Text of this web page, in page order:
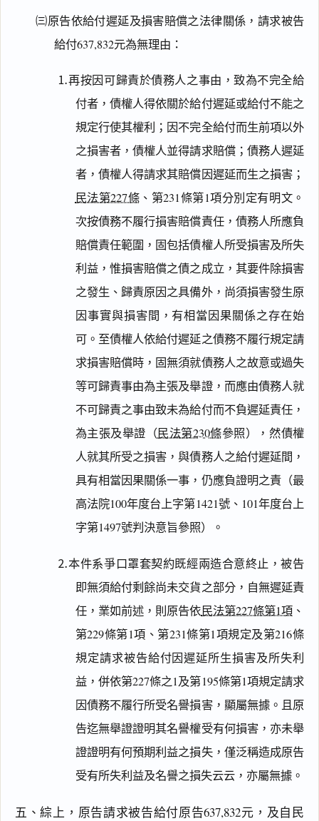
㈢原告依給付遲延及損害賠償之法律關係，請求被告
給付637,832元為無理由：
⒈再按因可歸責於債務人之事由，致為不完全給
付者，債權人得依關於給付遲延或給付不能之
規定行使其權利；因不完全給付而生前項以外
之損害者，債權人並得請求賠償；債務人遲延
者，債權人得請求其賠償因遲延而生之損害；
民法第227條 、第231條第1項分別定有明文。
次按債務不履行損害賠償責任，債務人所應負
賠償責任範圍，固包括債權人所受損害及所失
利益，惟損害賠償之債之成立，其要件除損害
之發生、歸責原因之具備外，尚須損害發生原
因事實與損害間，有相當因果關係之存在始
可。至債權人依給付遲延之債務不履行規定請
求損害賠償時，固無須就債務人之故意或過失
等可歸責事由為主張及舉證，而應由債務人就
不可歸責之事由致未為給付而不負遲延責任，
為主張及舉證（民法第230條參照），然債權
人就其所受之損害，與債務人之給付遲延間，
具有相當因果關係一事，仍應負證明之責（最
高法院100年度台上字第1421號、101年度台上
字第1497號判決意旨參照）。
⒉本件系爭口罩套契約既經兩造合意終止，被告
即無須給付剩餘尚未交貨之部分，自無遲延責
任，業如前述，則原告依民法第227條第1項 、
第229條第1項、第231條第1項規定及第216條
規定請求被告給付因遲延所生損害及所失利
益，併依第227條之1及第195條第1項規定請求
因債務不履行所受名譽損害，顯屬無據。且原
告迄無舉證證明其名譽權受有何損害，亦未舉
證證明有何預期利益之損失，僅泛稱造成原告
受有所失利益及名譽之損失云云，亦屬無據。
五、綜上，原告請求被告給付原告637,832元，及自民